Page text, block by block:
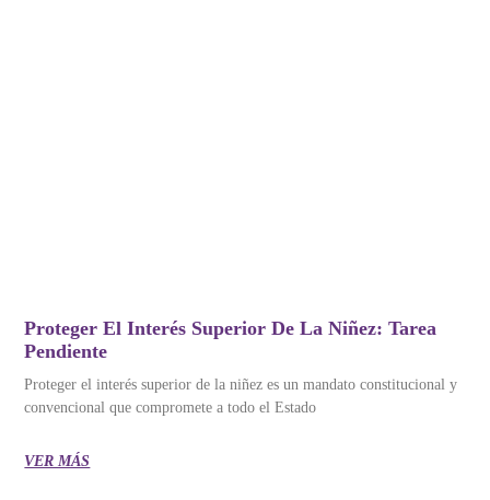
Proteger El Interés Superior De La Niñez: Tarea
Pendiente
Proteger el interés superior de la niñez es un mandato constitucional y
convencional que compromete a todo el Estado
VER MÁS